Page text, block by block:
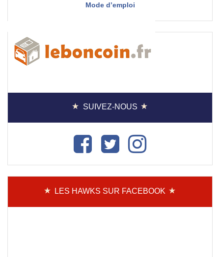
Mode d’emploi
SUIVEZ-NOUS
LES HAWKS SUR FACEBOOK